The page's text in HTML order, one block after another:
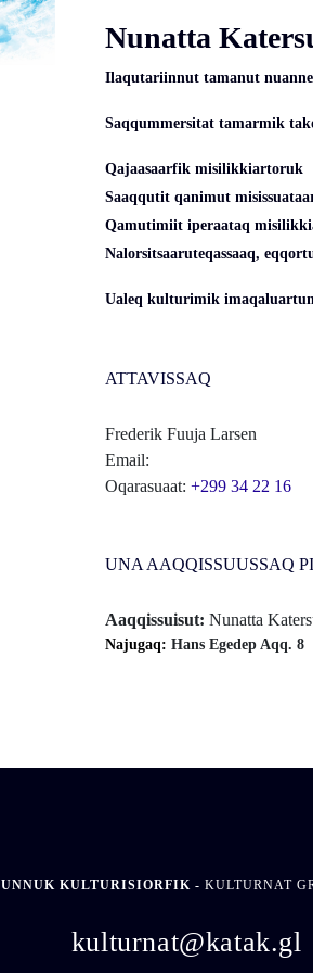
Nunatta
Ilaqutariinnut tamanut
Saqqummersitat tamarmik
Qajaasaarfik misilikkiartoruk
Saaqqutit qanimut
Qamutimiit iperaataq
Nalorsitsaaruteqassaaq,
Ualeq kulturimik
ATTAVISSAQ
Frederik Fuuja Larsen
Email:
Oqarasuaat:+299 34 22 16
UNA AAQQISSUUSSAQ
Aaqqissuisut:Nunatta
Najugaq:Hans Egedep Aqq. 8
UNNUK KULTURISIORFIK - KULTURNAT
kulturnat@katak.gl